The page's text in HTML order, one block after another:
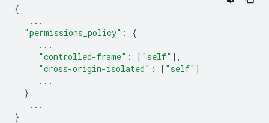
{
...
"permissions_policy" :
{
...
"controlled-frame" : [ "self" ],
"cross-origin-isolated" : [ "self" ]
...
}
...
}